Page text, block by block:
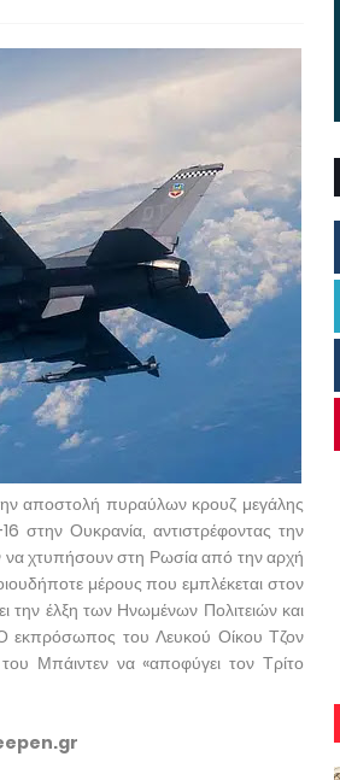
αποστολή πυραύλων κρουζ μεγάλης
στην Ουκρανία, αντιστρέφοντας την
να χτυπήσουν στη Ρωσία από την αρχή
μέρους που εμπλέκεται στον
έλξη των Ηνωμένων Πολιτειών και
εκπρόσωπος του Λευκού Οίκου Τζον
Μπάιντεν να «αποφύγει τον Τρίτο